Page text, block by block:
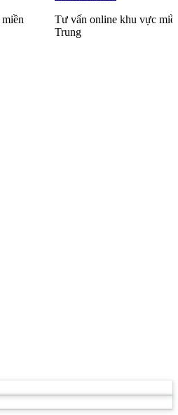
miền
Tư vấn online khu vực
Trung